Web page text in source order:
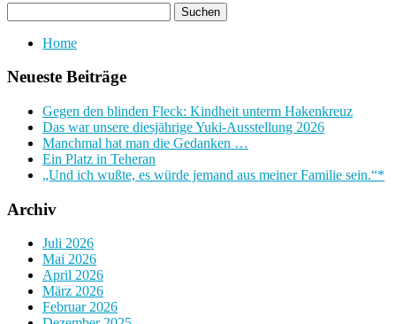
Home
Neueste Beiträge
Gegen den blinden Fleck: Kindheit unterm Hakenkreuz
Das war unsere diesjährige Yuki-Ausstellung 2026
Manchmal hat man die Gedanken …
Ein Platz in Teheran
„Und ich wußte, es würde jemand aus meiner Familie sein.“*
Archiv
Juli 2026
Mai 2026
April 2026
März 2026
Februar 2026